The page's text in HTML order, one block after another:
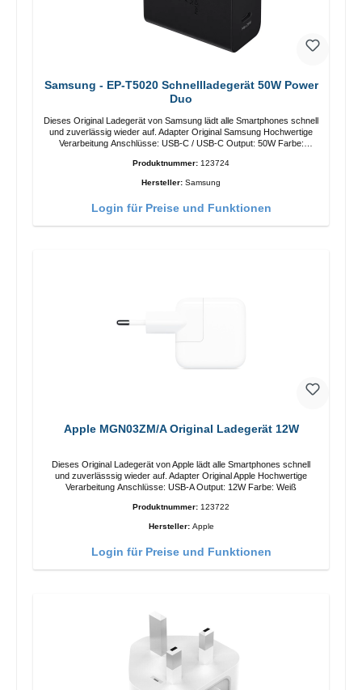
Samsung - EP-T5020 Schnellladegerät 50W Power
Duo
Dieses Original Ladegerät von Samsung lädt alle Smartphones schnell
und zuverlässig wieder auf. Adapter Original Samsung Hochwertige
Verarbeitung Anschlüsse: USB-C / USB-C Output: 50W Farbe:
Schwarz/li>
Produktnummer: 123724
Hersteller: Samsung
Login für Preise und Funktionen
Apple MGN03ZM/A Original Ladegerät 12W
Dieses Original Ladegerät von Apple lädt alle Smartphones schnell
und zuverlässsig wieder auf. Adapter Original Apple Hochwertige
Verarbeitung Anschlüsse: USB-A Output: 12W Farbe: Weiß
Produktnummer: 123722
Hersteller: Apple
Login für Preise und Funktionen